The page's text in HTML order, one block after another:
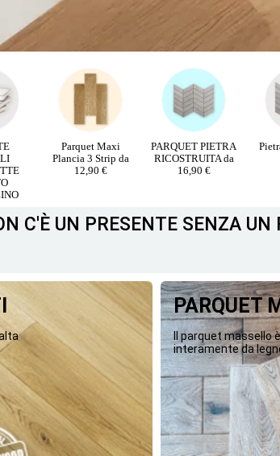
da
PARQUET PIETRA
RICOSTRUITA da
16,90 €
Pietra Ricostruita
SPC
C'È UN PRESENTE SENZA
PARQUET
Il parquet
interamente da